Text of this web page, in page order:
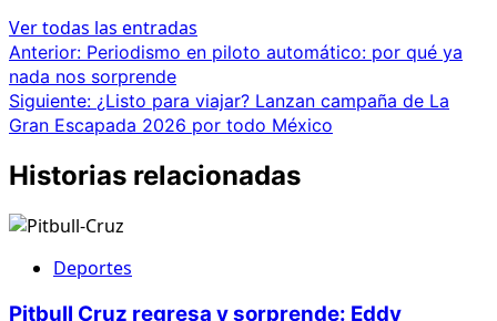
Ver todas las entradas
Navegación
de
entradas
Anterior: Periodismo en piloto automático: por qué ya
nada nos sorprende
Siguiente: ¿Listo para viajar? Lanzan campaña de La
Gran Escapada 2026 por todo México
Historias relacionadas
Deportes
Pitbull Cruz regresa y sorprende: Eddy